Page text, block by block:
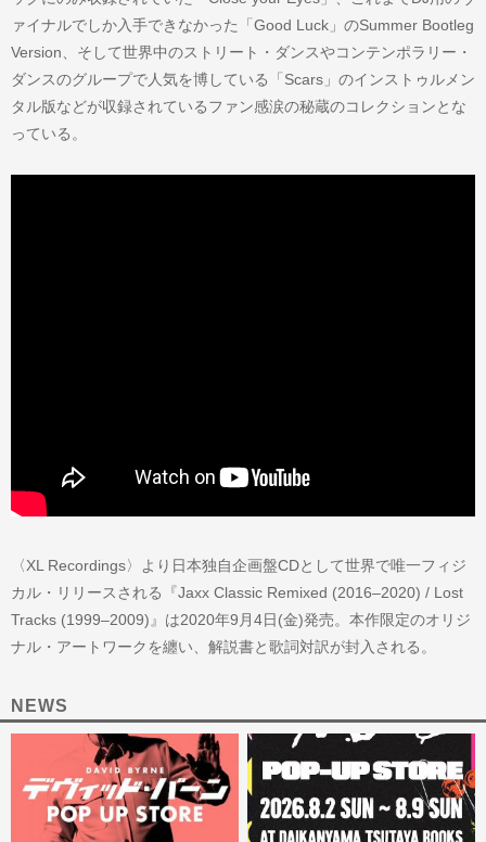
ァイナルでしか入手できなかった「Good Luck」のSummer Bootleg
Version、そして世界中のストリート・ダンスやコンテンポラリー・
ダンスのグループで人気を博している「Scars」のインストゥルメン
タル版などが収録されているファン感涙の秘蔵のコレクションとな
っている。
〈XL Recordings〉より日本独自企画盤CDとして世界で唯一フィジ
カル・リリースされる『Jaxx Classic Remixed (2016–2020) / Lost
Tracks (1999–2009)』は2020年9月4日(金)発売。本作限定のオリジ
ナル・アートワークを纏い、解説書と歌詞対訳が封入される。
NEWS